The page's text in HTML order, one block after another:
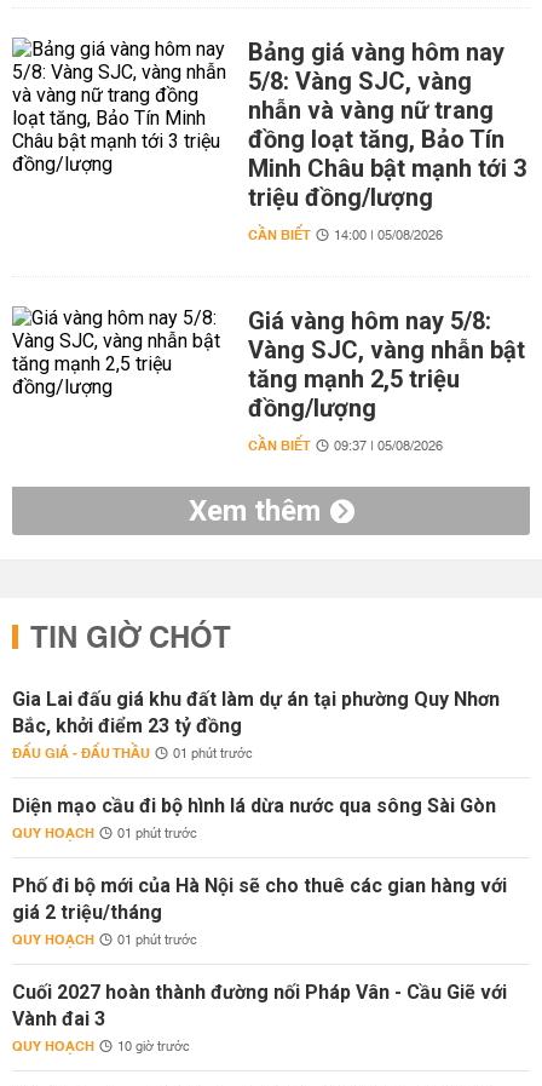
Bảng giá vàng hôm nay
5/8: Vàng SJC, vàng
nhẫn và vàng nữ trang
đồng loạt tăng, Bảo Tín
Minh Châu bật mạnh tới 3
triệu đồng/lượng
CẦN BIẾT 14:00 | 05/08/2026
Giá vàng hôm nay 5/8:
Vàng SJC, vàng nhẫn bật
tăng mạnh 2,5 triệu
đồng/lượng
CẦN BIẾT 09:37 | 05/08/2026
Xem thêm
TIN GIỜ CHÓT
Gia Lai đấu giá khu đất làm dự án tại phường Quy Nhơn
Bắc, khởi điểm 23 tỷ đồng
ĐẤU GIÁ - ĐẤU THẦU 01 phút trước
Diện mạo cầu đi bộ hình lá dừa nước qua sông Sài Gòn
QUY HOẠCH 01 phút trước
Phố đi bộ mới của Hà Nội sẽ cho thuê các gian hàng với
giá 2 triệu/tháng
QUY HOẠCH 01 phút trước
Cuối 2027 hoàn thành đường nối Pháp Vân - Cầu Giẽ với
Vành đai 3
QUY HOẠCH 10 giờ trước